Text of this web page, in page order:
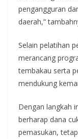
pengangguran
daerah,”
Selain pelatihan
merancang
tembakau serta
mendukung
Dengan langkah
berharap dana
pemasukan,